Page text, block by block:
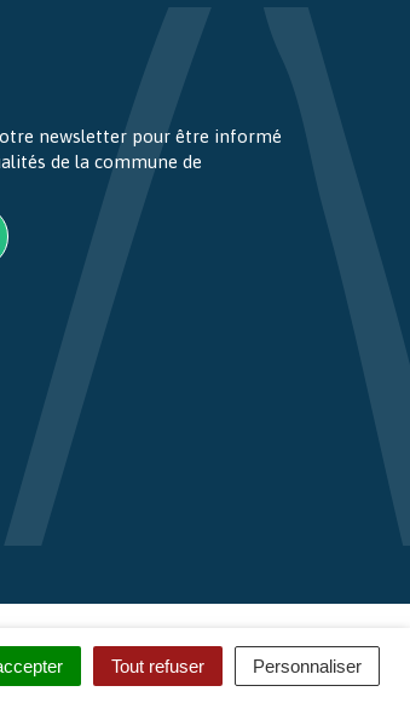
Tout refuser Personnaliser
newsletter pour être informé
de la commune de